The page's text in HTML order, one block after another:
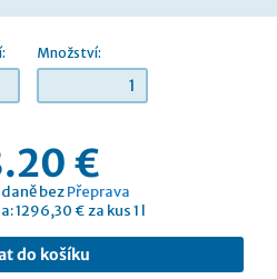
Množství:
€
bezPřeprava
1296,30 € za kus 1 l
do košíku